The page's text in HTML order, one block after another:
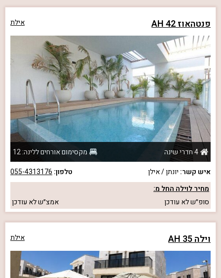
פנטהאוז AH 42 אילת
4 חדרי שינה
מקסימום אורחים ללינה: 12
איש קשר: יונתן / אילן טלפון: 055-4313176
מחיר לוילה החל מ:
סופ״שלא עודכן אמצ״שלא עודכן
וילה AH 35 אילת